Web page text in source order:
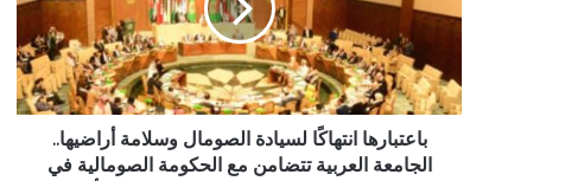
وسلامة
أراضيها..
الجامعة
العربية
تتضامن
الحكومة
باعتبارها انتهاكًا لسيادة الصومال وسلامة أراضيها..
الجامعة العربية تتضامن مع الحكومة الصومالية في